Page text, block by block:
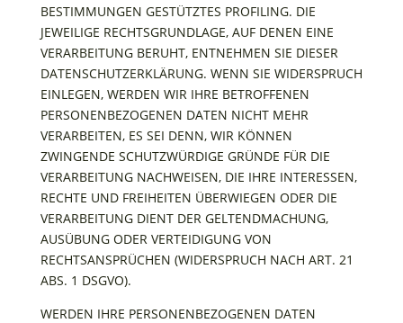
BESTIMMUNGEN GESTÜTZTES PROFILING. DIE
JEWEILIGE RECHTSGRUNDLAGE, AUF DENEN EINE
VERARBEITUNG BERUHT, ENTNEHMEN SIE DIESER
DATENSCHUTZERKLÄRUNG. WENN SIE WIDERSPRUCH
EINLEGEN, WERDEN WIR IHRE BETROFFENEN
PERSONENBEZOGENEN DATEN NICHT MEHR
VERARBEITEN, ES SEI DENN, WIR KÖNNEN
ZWINGENDE SCHUTZWÜRDIGE GRÜNDE FÜR DIE
VERARBEITUNG NACHWEISEN, DIE IHRE INTERESSEN,
RECHTE UND FREIHEITEN ÜBERWIEGEN ODER DIE
VERARBEITUNG DIENT DER GELTENDMACHUNG,
AUSÜBUNG ODER VERTEIDIGUNG VON
RECHTSANSPRÜCHEN (WIDERSPRUCH NACH ART. 21
ABS. 1 DSGVO).
WERDEN IHRE PERSONENBEZOGENEN DATEN